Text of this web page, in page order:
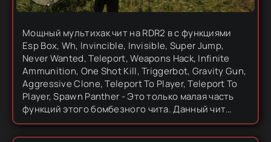
Мощный мультихак чит на RDR2 в с функциями
Esp Box, Wh, Invincible, Invisible, Super Jump,
Never Wanted, Teleport, Weapons Hack, Infinite
Ammunition, One Shot Kill, Triggerbot, Gravity Gun,
Aggressive Clone, Teleport To Player, Teleport To
Player, Spawn Panther - Это только малая часть
функций этого бомбезного чита. Данный чит
дает море возможностей для творчества.
Хочешь...